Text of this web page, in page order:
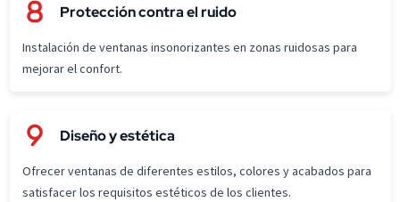
Protección contra el ruido
Instalación de ventanas insonorizantes en zonas ruidosas para
mejorar el confort.
Diseño y estética
Ofrecer ventanas de diferentes estilos, colores y acabados para
satisfacer los requisitos estéticos de los clientes.